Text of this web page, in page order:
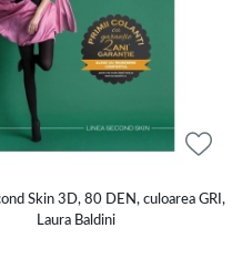
Skin 3D, 80 DEN, culoarea GRI,
Laura Baldini